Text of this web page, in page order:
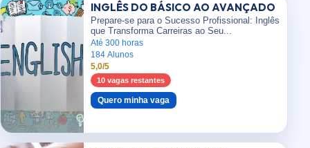
INGLÊS DO BÁSICO AO AVANÇADO
Prepare-se para o Sucesso Profissional: Inglês
que Transforma Carreiras ao Seu...
Até 300 horas
184 Alunos
5,0/5
10 vagas restantes
Quero minha vaga